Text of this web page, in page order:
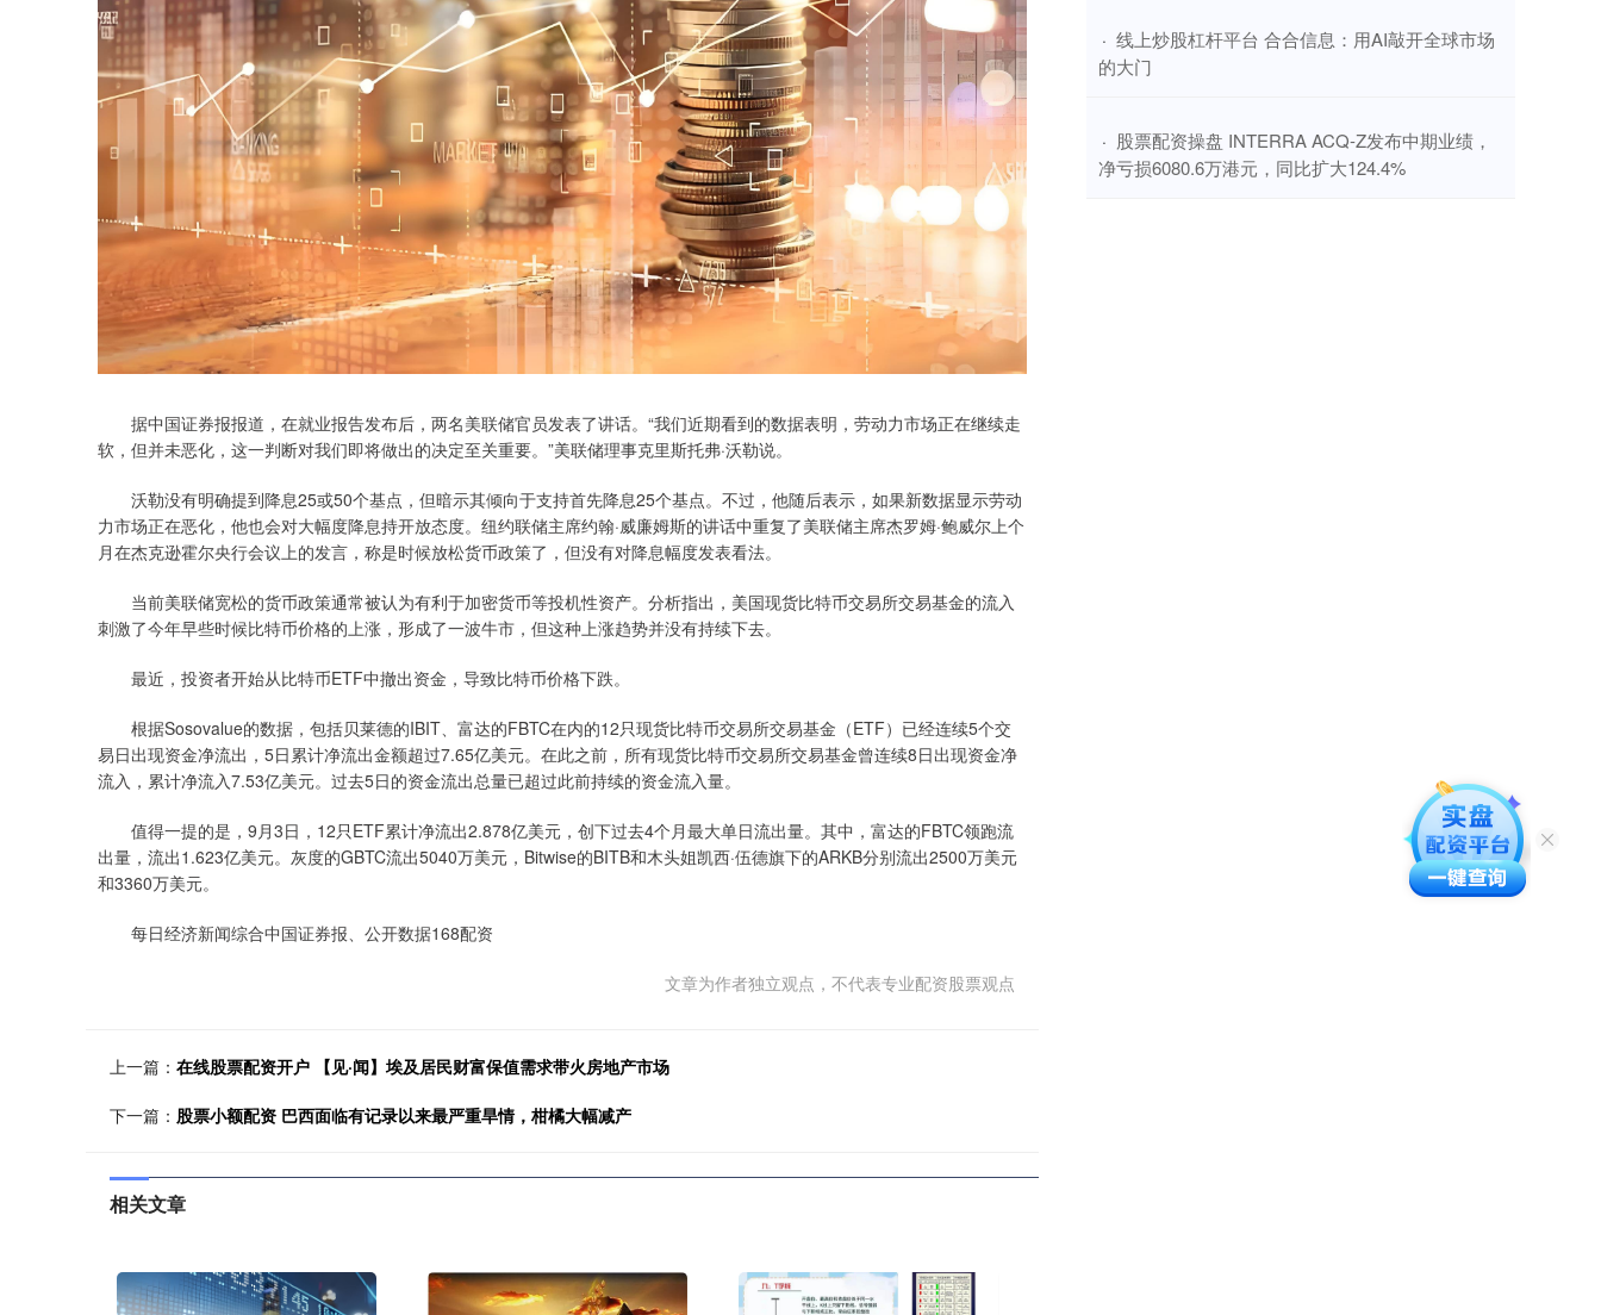
据中国证券报报道，在就业报告发布后，两名美联储官员发表了讲话。“我们近期看到的数据表明，劳动力市场正在继续走
软，但并未恶化，这一判断对我们即将做出的决定至关重要。”美联储理事克里斯托弗·沃勒说。
沃勒没有明确提到降息25或50个基点，但暗示其倾向于支持首先降息25个基点。不过，他随后表示，如果新数据显示劳动
力市场正在恶化，他也会对大幅度降息持开放态度。纽约联储主席约翰·威廉姆斯的讲话中重复了美联储主席杰罗姆·鲍威尔上个
月在杰克逊霍尔央行会议上的发言，称是时候放松货币政策了，但没有对降息幅度发表看法。
当前美联储宽松的货币政策通常被认为有利于加密货币等投机性资产。分析指出，美国现货比特币交易所交易基金的流入
刺激了今年早些时候比特币价格的上涨，形成了一波牛市，但这种上涨趋势并没有持续下去。
最近，投资者开始从比特币ETF中撤出资金，导致比特币价格下跌。
根据Sosovalue的数据，包括贝莱德的IBIT、富达的FBTC在内的12只现货比特币交易所交易基金（ETF）已经连续5个交
易日出现资金净流出，5日累计净流出金额超过7.65亿美元。在此之前，所有现货比特币交易所交易基金曾连续8日出现资金净
流入，累计净流入7.53亿美元。过去5日的资金流出总量已超过此前持续的资金流入量。
值得一提的是，9月3日，12只ETF累计净流出2.878亿美元，创下过去4个月最大单日流出量。其中，富达的FBTC领跑流
出量，流出1.623亿美元。灰度的GBTC流出5040万美元，Bitwise的BITB和木头姐凯西·伍德旗下的ARKB分别流出2500万美元
和3360万美元。
每日经济新闻综合中国证券报、公开数据168配资
文章为作者独立观点，不代表专业配资股票观点
上一篇： 在线股票配资开户 【见·闻】埃及居民财富保值需求带火房地产市场
下一篇： 股票小额配资 巴西面临有记录以来最严重旱情，柑橘大幅减产
相关文章
· ​线上炒股杠杆平台 合合信息：用AI敲开全球市场
的大门
· ​股票配资操盘 INTERRA ACQ-Z发布中期业绩，
净亏损6080.6万港元，同比扩大124.4%